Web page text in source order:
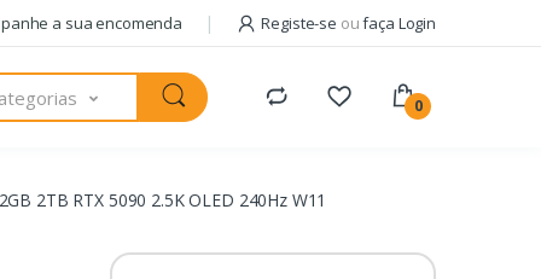
a sua encomenda Registe-se oufaça Login
0
2TB RTX 5090 2.5K OLED 240Hz W11